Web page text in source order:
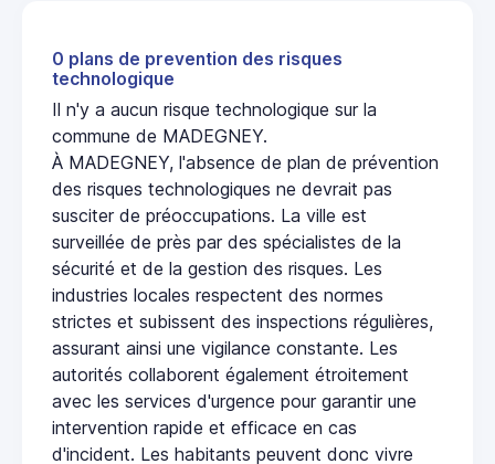
0 plans de prevention des risques
technologique
Il n'y a aucun risque technologique sur la
commune de MADEGNEY.
À MADEGNEY, l'absence de plan de prévention
des risques technologiques ne devrait pas
susciter de préoccupations. La ville est
surveillée de près par des spécialistes de la
sécurité et de la gestion des risques. Les
industries locales respectent des normes
strictes et subissent des inspections régulières,
assurant ainsi une vigilance constante. Les
autorités collaborent également étroitement
avec les services d'urgence pour garantir une
intervention rapide et efficace en cas
d'incident. Les habitants peuvent donc vivre